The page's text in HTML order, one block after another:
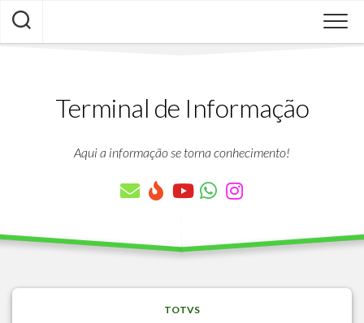
Skip
content
Terminal de Informação
Aqui a informação se torna conhecimento!
TOTVS